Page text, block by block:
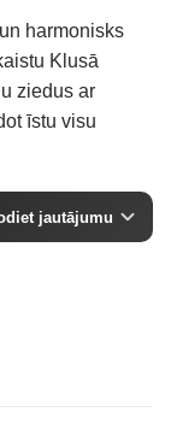
harmonisks
Klusā
ziedus ar
īstu visu
jautājumu